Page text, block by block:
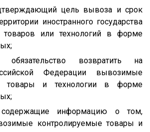
цель вывоза и срок
иностранного государства
товаров или технологий в форме
возвратить на
Федерации вывозимые
товары и технологии в форме
информацию о том,
контролируемые товары и